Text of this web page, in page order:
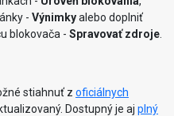
- Výnimkyalebo doplniť
blokovača - Spravovať zdroje
stiahnuť z oficiálnych
Dostupný je aj plný